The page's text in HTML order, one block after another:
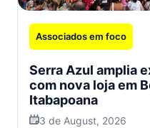
Associados em foco
Serra Azul amplia
com nova loja em
Itabapoana
3 de August, 2026